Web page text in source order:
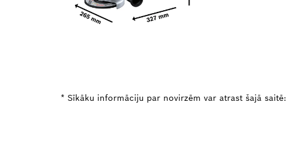
* Sīkāku informāciju par novirzēm var atrast šajā saitē: